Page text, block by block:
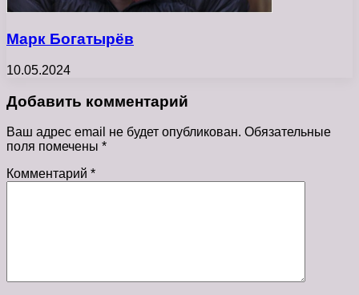
Марк Богатырёв
10.05.2024
Добавить комментарий
Ваш адрес email не будет опубликован. Обязательные
поля помечены *
Комментарий *